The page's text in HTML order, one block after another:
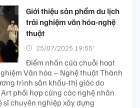
Giới thiệu sản phẩm du lịch
trải nghiệm văn hóa-nghệ
thuật
25/07/2025 19:55’
Điểm nhấn của chuỗi hoạt
Văn hóa – Nghệ thuật Thành
trình sân khấu-thị giác do
phối hợp cùng các nghệ nhân
chuyên nghiệp xây dựng